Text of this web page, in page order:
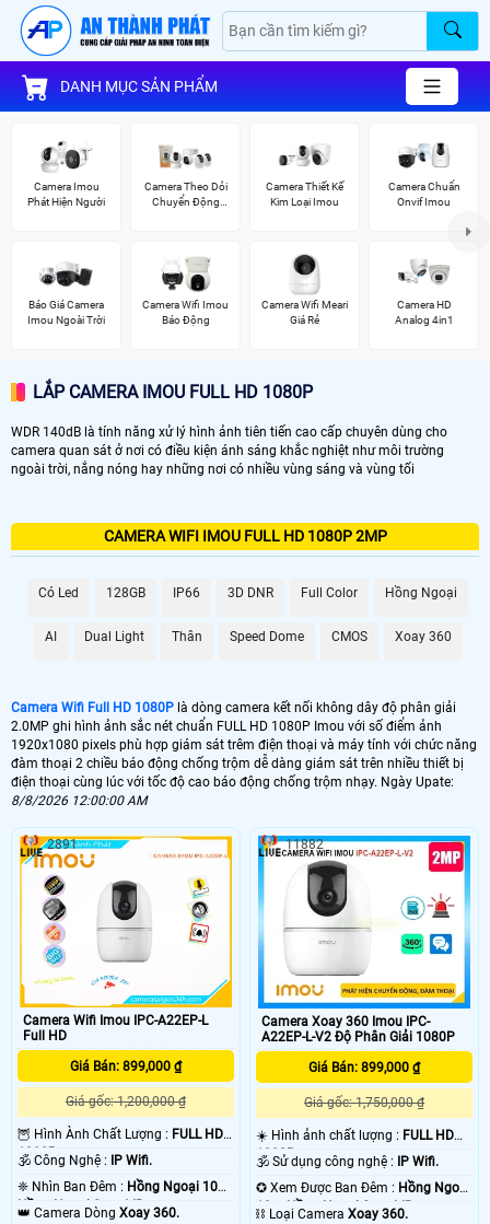
DANH MỤC SẢN PHẨM
Camera Imou
Phát Hiện Người
Camera Theo Dỏi
Chuyển Động
Camera Thiết Kế
Kim Loại Imou
Camera Chuẩn
Onvif Imou
Báo Giá Camera
Imou Ngoài Trời
Camera Wifi Imou
Báo Động
Camera Wifi Meari
Giá Rẻ
Camera HD
Analog 4in1
LẮP CAMERA IMOU FULL HD 1080P
WDR 140dB là tính năng xử lý hình ảnh tiên tiến cao cấp chuyên dùng cho
camera quan sát ở nơi có điều kiện ánh sáng khắc nghiệt như môi trường
ngoài trời, nắng nóng hay những nơi có nhiều vùng sáng và vùng tối
CAMERA WIFI IMOU FULL HD 1080P 2MP
Có Led 128GB IP66 3D DNR Full Color Hồng Ngoại
AI Dual Light Thân Speed Dome CMOS Xoay 360
Camera Wifi Full HD 1080P là dòng camera kết nối không dây độ phân giải
2.0MP ghi hình ảnh sắc nét chuẩn FULL HD 1080P Imou với số điểm ảnh
1920x1080 pixels phù hợp giám sát trêm điện thoại và máy tính với chức năng
đàm thoại 2 chiều báo động chống trộm dễ dàng giám sát trên nhiều thiết bị
điện thoại cùng lúc với tốc độ cao báo động chống trộm nhạy. Ngày Upate:
8/8/2026 12:00:00 AM
Camera Wifi Imou IPC-A22EP-L
Full HD
Giá Bán: 899,000 ₫
Giá gốc: 1,200,000 ₫
🦉 Hình Ành Chất Lượng : FULL HD
1080P .
🕉️ Công Nghệ :
IP Wifi.
❈ Nhìn Ban Đêm : Hồng Ngoại 10m
Hồng Ngoại Smart IR.
👑 Camera Dòng Xoay 360.
2891
Camera Xoay 360 Imou IPC-
A22EP-L-V2 Độ Phân Giải 1080P
Giá Bán: 899,000 ₫
Giá gốc: 1,750,000 ₫
☀️ Hình ảnh chất lượng : FULL HD
1080P .
🕉️ Sử dụng công nghệ :
IP Wifi.
✪ Xem Được Ban Đêm : Hồng Ngoại
10m Hồng Ngoại Smart IR.
⛓ Loại CameraXoay 360.
11882